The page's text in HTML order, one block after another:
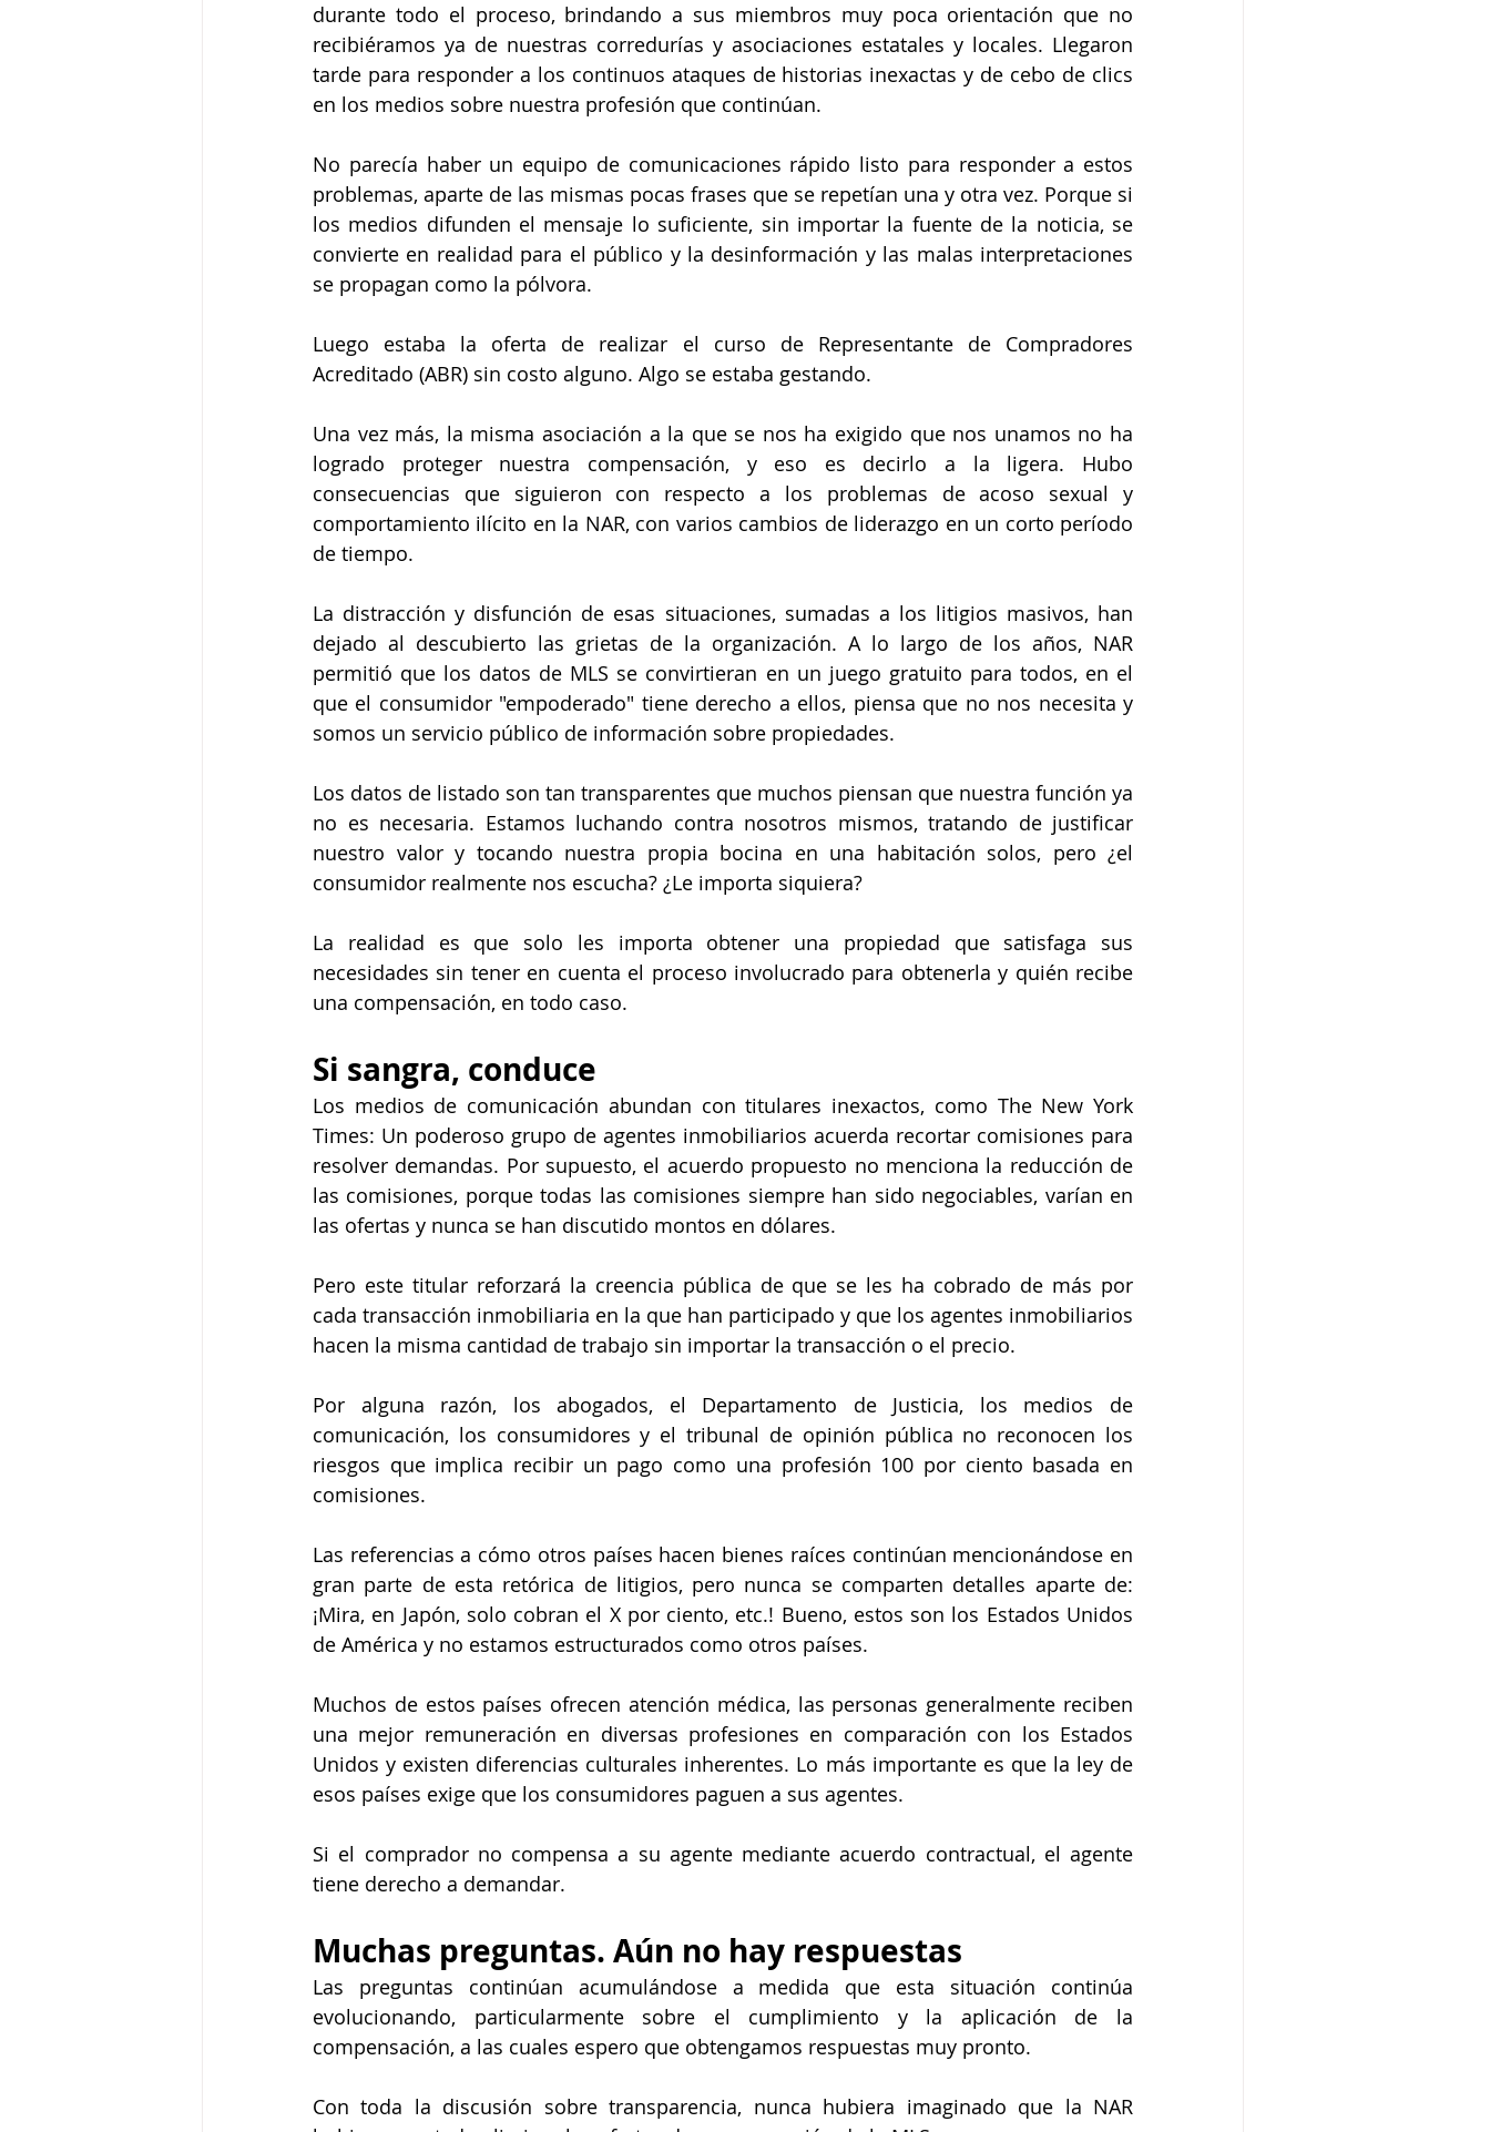
durante todo el proceso, brindando a sus miembros muy poca orientación que no
recibiéramos ya de nuestras corredurías y asociaciones estatales y locales. Llegaron
tarde para responder a los continuos ataques de historias inexactas y de cebo de clics
en los medios sobre nuestra profesión que continúan.
No parecía haber un equipo de comunicaciones rápido listo para responder a estos
problemas, aparte de las mismas pocas frases que se repetían una y otra vez. Porque si
los medios difunden el mensaje lo suficiente, sin importar la fuente de la noticia, se
convierte en realidad para el público y la desinformación y las malas interpretaciones
se propagan como la pólvora.
Luego estaba la oferta de realizar el curso de Representante de Compradores
Acreditado (ABR) sin costo alguno. Algo se estaba gestando.
Una vez más, la misma asociación a la que se nos ha exigido que nos unamos no ha
logrado proteger nuestra compensación, y eso es decirlo a la ligera. Hubo
consecuencias que siguieron con respecto a los problemas de acoso sexual y
comportamiento ilícito en la NAR, con varios cambios de liderazgo en un corto período
de tiempo.
La distracción y disfunción de esas situaciones, sumadas a los litigios masivos, han
dejado al descubierto las grietas de la organización. A lo largo de los años, NAR
permitió que los datos de MLS se convirtieran en un juego gratuito para todos, en el
que el consumidor "empoderado" tiene derecho a ellos, piensa que no nos necesita y
somos un servicio público de información sobre propiedades.
Los datos de listado son tan transparentes que muchos piensan que nuestra función ya
no es necesaria. Estamos luchando contra nosotros mismos, tratando de justificar
nuestro valor y tocando nuestra propia bocina en una habitación solos, pero ¿el
consumidor realmente nos escucha? ¿Le importa siquiera?
La realidad es que solo les importa obtener una propiedad que satisfaga sus
necesidades sin tener en cuenta el proceso involucrado para obtenerla y quién recibe
una compensación, en todo caso.
Si sangra, conduce
Los medios de comunicación abundan con titulares inexactos, como The New York
Times: Un poderoso grupo de agentes inmobiliarios acuerda recortar comisiones para
resolver demandas. Por supuesto, el acuerdo propuesto no menciona la reducción de
las comisiones, porque todas las comisiones siempre han sido negociables, varían en
las ofertas y nunca se han discutido montos en dólares.
Pero este titular reforzará la creencia pública de que se les ha cobrado de más por
cada transacción inmobiliaria en la que han participado y que los agentes inmobiliarios
hacen la misma cantidad de trabajo sin importar la transacción o el precio.
Por alguna razón, los abogados, el Departamento de Justicia, los medios de
comunicación, los consumidores y el tribunal de opinión pública no reconocen los
riesgos que implica recibir un pago como una profesión 100 por ciento basada en
comisiones.
Las referencias a cómo otros países hacen bienes raíces continúan mencionándose en
gran parte de esta retórica de litigios, pero nunca se comparten detalles aparte de:
¡Mira, en Japón, solo cobran el X por ciento, etc.! Bueno, estos son los Estados Unidos
de América y no estamos estructurados como otros países.
Muchos de estos países ofrecen atención médica, las personas generalmente reciben
una mejor remuneración en diversas profesiones en comparación con los Estados
Unidos y existen diferencias culturales inherentes. Lo más importante es que la ley de
esos países exige que los consumidores paguen a sus agentes.
Si el comprador no compensa a su agente mediante acuerdo contractual, el agente
tiene derecho a demandar.
Muchas preguntas. Aún no hay respuestas
Las preguntas continúan acumulándose a medida que esta situación continúa
evolucionando, particularmente sobre el cumplimiento y la aplicación de la
compensación, a las cuales espero que obtengamos respuestas muy pronto.
Con toda la discusión sobre transparencia, nunca hubiera imaginado que la NAR